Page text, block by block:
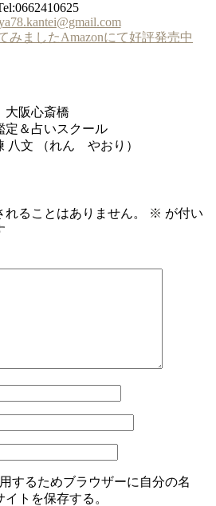
みましたAmazonにて好評発売中
大阪心斎橋
定＆占いスクール
八文 （れん やおり）
ることはありません。 ※ が付い
するためブラウザーに自分の名
トを保存する。